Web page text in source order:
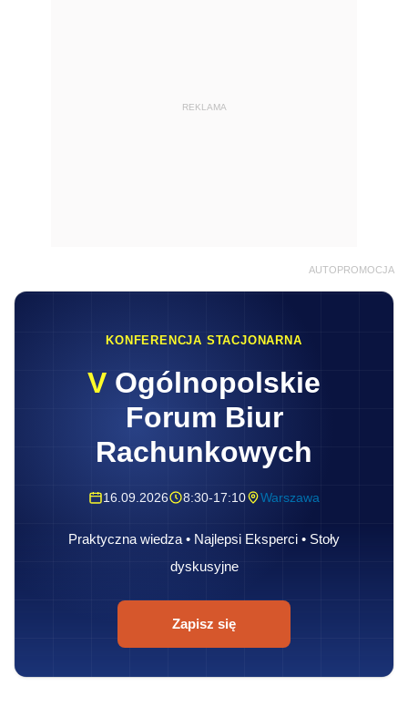
REKLAMA
AUTOPROMOCJA
KONFERENCJA STACJONARNA
V Ogólnopolskie
Forum Biur
Rachunkowych
16.09.2026 8:30-17:10 Warszawa
Praktyczna wiedza • Najlepsi Eksperci • Stoły
dyskusyjne
Zapisz się